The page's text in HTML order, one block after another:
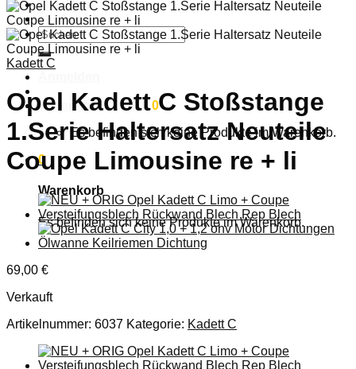
Teileliste
Suchen
nach:
Warenkorb / 0,00€ 0
Es befinden sich keine Produkte im Warenkorb.
0
Warenkorb
Es befinden sich keine Produkte im Warenkorb.
Kadett C
Opel Kadett C Stoßstange
1.Serie Haltersatz Neuteile
Coupe Limousine re + li
69,00 €
Verkauft
Artikelnummer: 6037 Kategorie: Kadett C